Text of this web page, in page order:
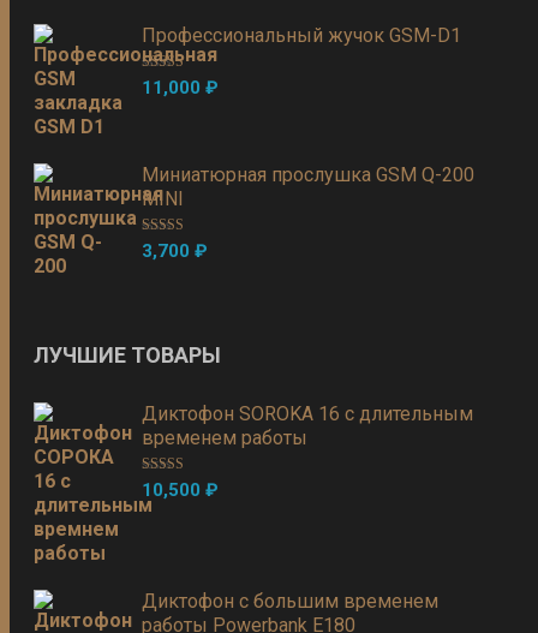
Профессиональный жучок GSM-D1
Оценка5.00
из 5
11,000₽
Миниатюрная прослушка GSM Q-200
MINI
Оценка 5.00
из 5
3,700₽
ЛУЧШИЕ ТОВАРЫ
Диктофон SOROKA 16 с длительным
временем работы
Оценка5.00
из 5
10,500₽
Диктофон с большим временем
работы Powerbank E180